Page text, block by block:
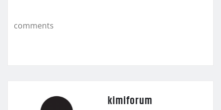
k
comments
kimiforum